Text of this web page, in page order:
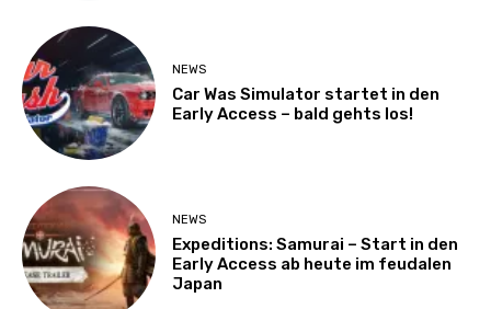
NEWS
Car Was Simulator startet in den
Early Access – bald gehts los!
NEWS
Expeditions: Samurai – Start in den
Early Access ab heute im feudalen
Japan